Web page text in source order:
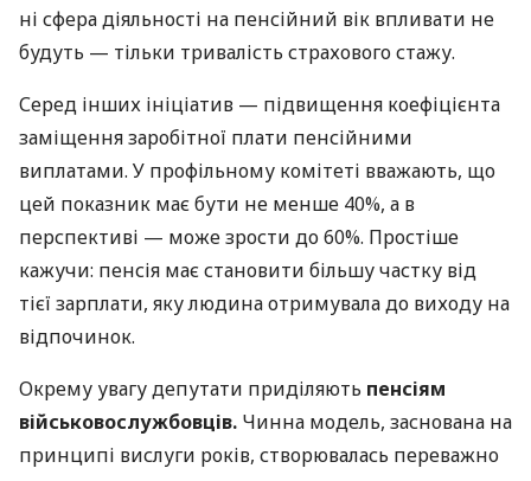
ні сфера діяльності на пенсійний вік впливати не
будуть — тільки тривалість страхового стажу.
Серед інших ініціатив — підвищення коефіцієнта
заміщення заробітної плати пенсійними
виплатами. У профільному комітеті вважають, що
цей показник має бути не менше 40%, а в
перспективі — може зрости до 60%. Простіше
кажучи: пенсія має становити більшу частку від
тієї зарплати, яку людина отримувала до виходу на
відпочинок.
Окрему увагу депутати приділяють пенсіям
військовослужбовців. Чинна модель, заснована на
принципі вислуги років, створювалась переважно